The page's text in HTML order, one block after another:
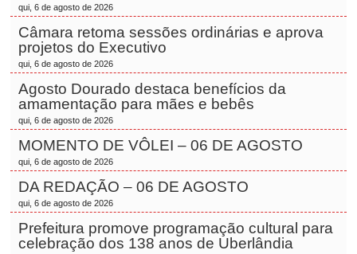
qui, 6 de agosto de 2026
Câmara retoma sessões ordinárias e aprova
projetos do Executivo
qui, 6 de agosto de 2026
Agosto Dourado destaca benefícios da
amamentação para mães e bebês
qui, 6 de agosto de 2026
MOMENTO DE VÔLEI – 06 DE AGOSTO
qui, 6 de agosto de 2026
DA REDAÇÃO – 06 DE AGOSTO
qui, 6 de agosto de 2026
Prefeitura promove programação cultural para
celebração dos 138 anos de Uberlândia